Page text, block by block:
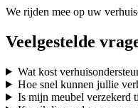
We rijden mee op uw
Veelgestelde
Wat kost
Hoe snel kunnen jullie
Is mijn meubel verzekerd